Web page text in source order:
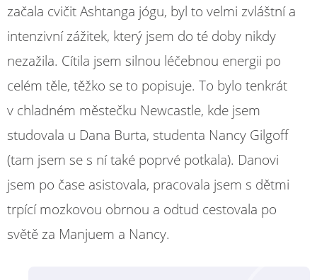
začala cvičit Ashtanga jógu, byl to velmi zvláštní a
intenzivní zážitek, který jsem do té doby nikdy
nezažila. Cítila jsem silnou léčebnou energii po
celém těle, těžko se to popisuje. To bylo tenkrát
v chladném městečku Newcastle, kde jsem
studovala u Dana Burta, studenta Nancy Gilgoff
(tam jsem se s ní také poprvé potkala). Danovi
jsem po čase asistovala, pracovala jsem s dětmi
trpící mozkovou obrnou a odtud cestovala po
světě za Manjuem a Nancy.